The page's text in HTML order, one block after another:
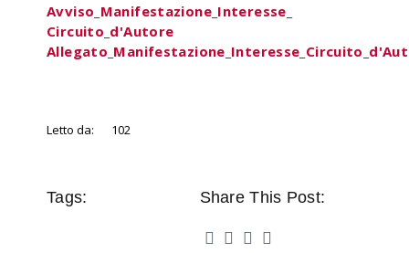
Avviso_Manifestazione_Interesse_
Circuito_d'Autore
Letto da: 102
Tags: Share This Post: